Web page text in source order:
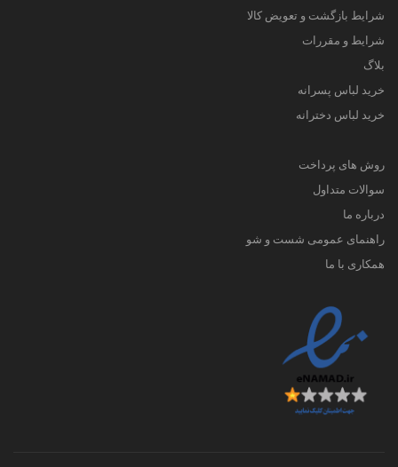
شرایط بازگشت و تعویض کالا
شرایط و مقررات
بلاگ
خرید لباس پسرانه
خرید لباس دخترانه
روش های پرداخت
سوالات متداول
درباره ما
راهنمای عمومی شست و شو
همکاری با ما